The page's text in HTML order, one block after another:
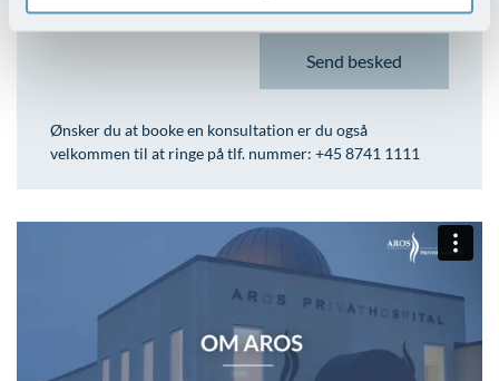
Ønsker du at booke en konsultation er du også
velkommen til at ringe på tlf. nummer: +45 8741 1111